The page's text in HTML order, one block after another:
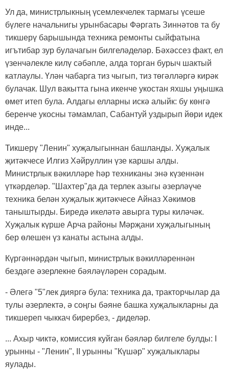
Ул да, министрлыкның үсемлекчелек тармагы үсеше
бүлеге начальнигы урынбасары Фәргать Зиннәтов та бу
тикшерү барышында техника ремонты сыйфатына
игътибар зур булачагын билгеләделәр. Бәхәссез факт, ел
үзенчәлекле килү сәбәпле, алда торган бурыч шактый
катлаулы. Үлән чабарга тиз чыгып, тиз төгәлләргә кирәк
булачак. Шул вакытта гына икенче укостан яхшы уңышка
өмет итеп була. Алдагы елларны искә алыйк: бу көнгә
беренче укосны тәмамлап, Сабантуй уздырып йөри идек
инде...
Тикшерү "Ленин" хуҗалыгыннан башланды. Хуҗалык
җитәкчесе Илгиз Хәйруллин үзе каршы алды.
Министрлык вәкилләре һәр техниканы энә күзеннән
үткәрделәр. "Шахтер"да да терлек азыгы әзерләүче
техника белән хуҗалык җитәкчесе Айназ Хәкимов
таныштырды. Биредә икеләтә авырга туры киләчәк.
Хуҗалык күрше Арча районы Мәрҗани хуҗалыгының
бер өлешен үз канаты астына алды.
Күргәннәрдән чыгып, министрлык вәкилләреннән
бездәге әзерлекне бәяләүләрен сорадым.
- Әлегә "5"лек дияргә була: техника да, тракторчылар да
тулы әзерлектә, ә соңгы бәяне башка хуҗалыкларны да
тикшереп чыккач бирербез, - диделәр.
... Ахыр чиктә, комиссия куйган бәяләр билгеле булды: I
урынны - "Ленин", II урынны "Күшәр" хуҗалыклары
яулады.